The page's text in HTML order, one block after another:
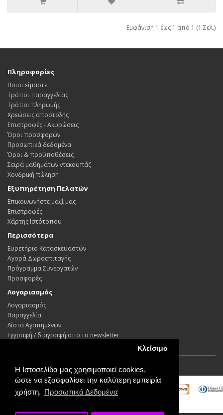
Η Ιστοσελίδα μας χρησιμοποιεί cookies,
ώστε να εξασφαλίσει την καλύτερη εμπειρία
χρήστη. Προσωπικά Δεδομένα
Κλείσιμο
Εμφάνιση 1 έως 1 από 1 (1 Σελ.)
Πληροφορίες
Ποιοι είμαστε
Τρόποι παραγγελίας
Τρόποι πληρωμής
Χρεώσεις αποστολής
Επιστροφές - Ακυρώσεις
Όροι προσφορών
Προσωπικά δεδομένα
Όροι & προϋποθέσεις
Σειρά μαθημάτων ντεκουπάζ
Χονδρική πώληση
Εξυπηρέτηση Πελατών
Επικοινωνήστε μαζί μας
Επιστροφές
Χάρτης Ιστότοπου
Περισσότερα
Ευρετήριο Κατασκευαστών
Αγορά Δωροεπιταγής
Πρόγραμμα Συνεργατών
Προσφορές
Λογαριασμός
Λογαριασμός
Παραγγελία
Λίστα Αγαπημένων
Εγγραφή / διαγραφή απο το newsletter
Powered By ©Decomagic 2026